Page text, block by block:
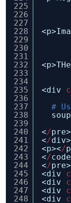
225
226
227
228
229
230
231
232
233
234
235
236
237
238
239
240
241
242
243
244
245
246
247
248
<div
#
</pre>
</
<p></
</
</
<div
<div
<div
<div